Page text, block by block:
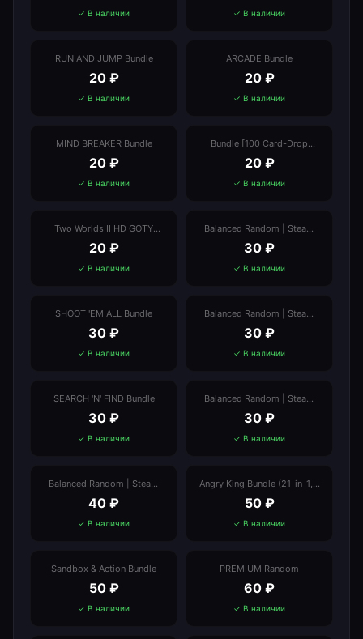
✓ В наличии ✓ В наличии
RUN AND JUMP Bundle
20₽
✓ В наличии
ARCADE Bundle
20₽
✓ В наличии
MIND BREAKER Bundle
20₽
✓ В наличии
Bundle [100 Card-Drop
Games] | Balanced Random
20₽
✓ В наличии
Two Worlds II HD GOTY
(TW2+PotFF)
20₽
✓ В наличии
Balanced Random | Steam
Value €20+ | Steam Reviews
70+
30 ₽
✓ В наличии
SHOOT 'EM ALL Bundle
30 ₽
✓ В наличии
Balanced Random | Steam
Value €40+ | Steam Reviews
70+
30 ₽
✓ В наличии
SEARCH 'N' FIND Bundle
30 ₽
✓ В наличии
Balanced Random | Steam
Value $99+ | Steam Reviews
70+
30 ₽
✓ В наличии
Balanced Random | Steam
Value $199+ | Steam Reviews
70+
40 ₽
✓ В наличии
Angry King Bundle (21-in-1, 1
Card-Drop Game)
50₽
✓ В наличии
Sandbox & Action Bundle
50₽
✓ В наличии
PREMIUM Random
60 ₽
✓ В наличии